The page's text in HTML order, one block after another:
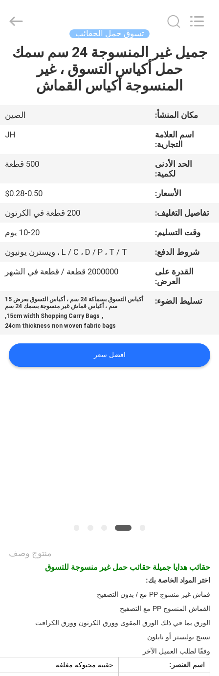
الصفحة
الرئيسية
معلومات
المعمل
الجودة
أخبار
اطلب
Material
تسوق حمل الحقائب
جميل غير المنسوجة 24 سم سمك
حمل أكياس التسوق ، غير
المنسوجة أكياس القماش
مكان المنشأ:
الصين
اسم العلامة
التجارية:
JH
الحد الأدنى
لكمية:
500 قطعة
الأسعار:
$0.28-0.50
تفاصيل التغليف:
200 قطعة في الكرتون
وقت التسليم:
10-20 يوم
شروط الدفع:
L / C ، D / P ، T / T ، ويسترن يونيون
القدرة على
العرض:
2000000 قطعة / قطعة في الشهر
تسليط الضوء:
أكياس التسوق بسماكة 24 سم ، أكياس التسوق بعرض 15
سم ، أكياس قماش غير منسوجة بسمك 24 سم
,
15cm width Shopping Carry Bags
,
24cm thickness non woven fabric bags
افضل سعر
منتوج وصف
حقائب هدايا جميلة حقائب حمل غير منسوجة للتسوق
اختر المواد الخاصة بك:
قماش غير منسوج PP مع / بدون التصفيح
القماش المنسوج PP مع التصفيح
الورق بما في ذلك الورق المقوى وورق الكرتون وورق الكرافت
نسيج بوليستر أو نايلون
وفقًا لطلب العميل الآخر
اسم العنصر:
حقيبة محبوكة مغلفة